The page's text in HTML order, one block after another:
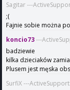
Sagitar ---
;(
Fajnie sobie można
koncio73---
badziewie
kilka dzieciaków
Plusem jest męska
SurfiX ---